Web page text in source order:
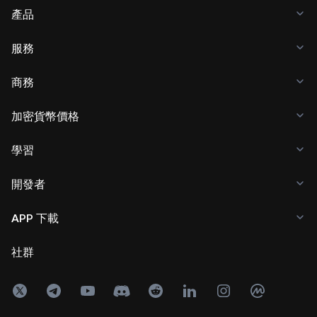
產品
服務
商務
加密貨幣價格
學習
開發者
APP 下載
社群